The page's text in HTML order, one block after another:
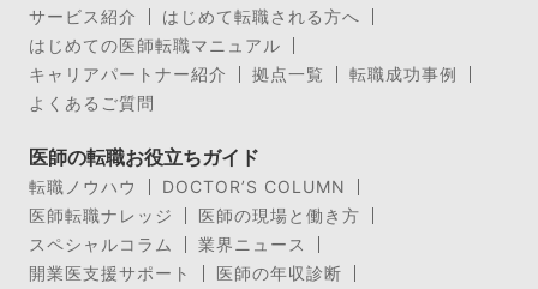
サービス紹介
はじめて転職される方へ
はじめての医師転職マニュアル
キャリアパートナー紹介
拠点一覧
転職成功事例
よくあるご質問
医師の転職お役立ちガイド
転職ノウハウ
DOCTOR’S COLUMN
医師転職ナレッジ
医師の現場と働き方
スペシャルコラム
業界ニュース
開業医支援サポート
医師の年収診断